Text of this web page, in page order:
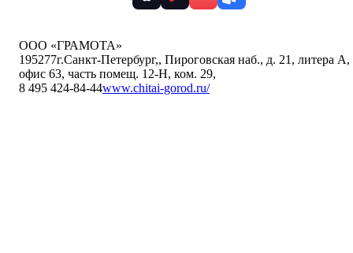
ООО «ГРАМОТА»
195277г.Санкт-Петербург,, Пироговская наб., д. 21, литера А,
офис 63, часть помещ. 12-Н, ком. 29,
8 495 424-84-44www.chitai-gorod.ru/